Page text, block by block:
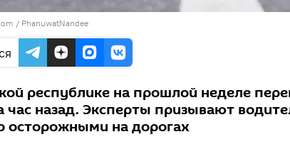
/ PhanuwatNandee
республике на прошлой неделе
час назад. Эксперты призывают
осторожными на дорогах